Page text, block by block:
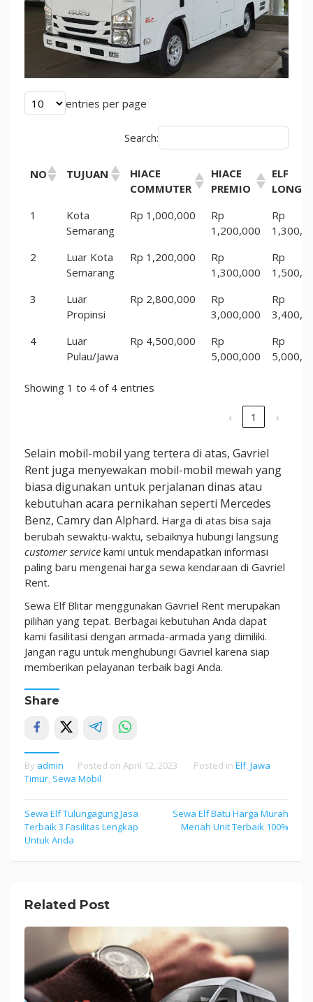
entries per page
Search:
NO TUJUAN
HIACE
COMMUTER
HIACE
PREMIO
ELF
LONG
1
Kota
Semarang
Rp 1,000,000
Rp
1,200,000
Rp
2
Luar Kota
Semarang
Rp 1,200,000
Rp
1,300,000
Rp
3
Luar
Propinsi
Rp 2,800,000
Rp
3,000,000
Rp
4
Luar
Pulau/Jawa
Rp 4,500,000
Rp
5,000,000
Rp
Showing 1 to 4 of 4 entries
‹ 1 ›
Selain mobil-mobil yang tertera di atas, Gavriel
Rent juga menyewakan mobil-mobil mewah yang
biasa digunakan untuk perjalanan dinas atau
kebutuhan acara pernikahan seperti Mercedes
Benz, Camry dan Alphard. Harga di atas bisa saja
berubah sewaktu-waktu, sebaiknya hubungi langsung
customer service kami untuk mendapatkan informasi
paling baru mengenai harga sewa kendaraan di Gavriel
Rent.
Sewa Elf Blitar menggunakan Gavriel Rent merupakan
pilihan yang tepat. Berbagai kebutuhan Anda dapat
kami fasilitasi dengan armada-armada yang dimiliki.
Jangan ragu untuk menghubungi Gavriel karena siap
memberikan pelayanan terbaik bagi Anda.
Share
By admin Posted on April 12, 2023 Posted in Elf, Jawa
Timur, Sewa Mobil
Post
navigation
Sewa Elf Tulungagung Jasa
Terbaik 3 Fasilitas Lengkap
Untuk Anda
Sewa Elf Batu Harga Murah
Meriah Unit Terbaik 100%
Related Post